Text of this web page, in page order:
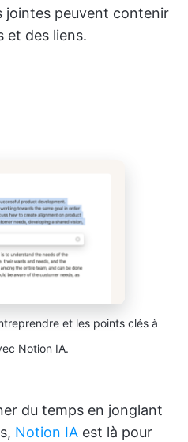
jointes peuvent contenir
et des liens.
et les points clés à
Notion IA.
du temps en jonglant
Notion IA est là pour